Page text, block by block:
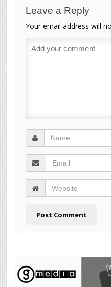
Leave a Reply
Your email address will